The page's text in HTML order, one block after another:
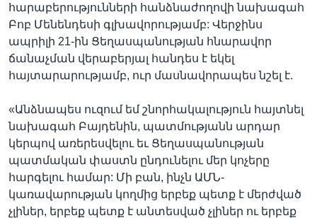
հարաբերությունների հանձնաժողովի նախագահ
Բոբ Մենենդեսի գլխավորությամբ: Վերջինս
ապրիլի 21-ին Ցեղասպանության հնարավոր
ճանաչման վերաբերյալ հանդես է եկել
հայտարարությամբ, ուր մասնավորապես նշել է.
«Անձնապես ուզում եմ շնորհակալություն հայտնել
նախագահ Բայդենին, պատմությանն արդար
կերպով առերեսվելու եւ Ցեղասպանության
պատմական փաստն ընդունելու մեր կոչերը
հարգելու համար: Մի բան, ինչն ԱՄՆ-
կառավարության կողմից երբեք պետք է մերժված
չլիներ, երբեք պետք է անտեսված չլիներ ու երբեք